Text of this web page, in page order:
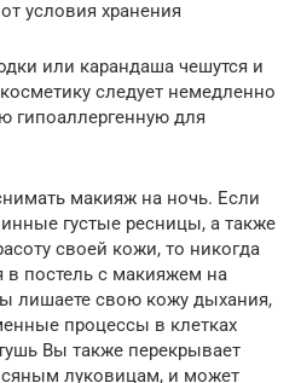
условия хранения
или карандаша чешутся и
следует немедленно
гипоаллергенную для
макияж на ночь. Если
густые ресницы, а также
своей кожи, то никогда
в постель с макияжем на
лишаете свою кожу дыхания,
процессы в клетках
Вы также перекрывает
луковицам, и может